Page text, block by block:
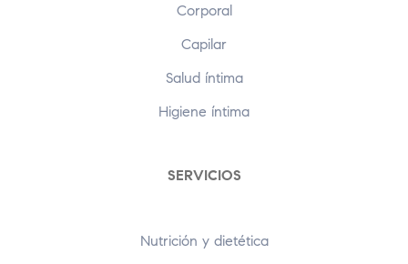
Corporal
Capilar
Salud íntima
Higiene íntima
SERVICIOS
Nutrición y dietética